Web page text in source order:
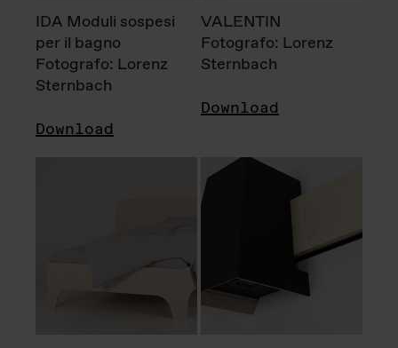
IDA Moduli sospesi
per il bagno
Fotografo: Lorenz
Sternbach
Download
VALENTIN
Fotografo: Lorenz
Sternbach
Download